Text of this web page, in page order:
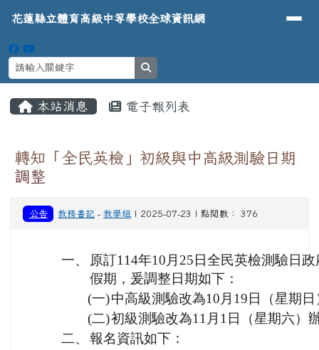
花蓮縣立體育高級中等學校全球資
導覽列
花蓮縣立體育高級中等學校全球資訊網
本站消息 電子報列表
轉知「全民英檢」初級與中高級測驗日期
調整
公告 教務書記 -教學組 | 2025-07-23 | 點閱數： 376
一、
原訂114年10月25日全民英檢測驗日
假期，爰調整日期如下：
(一)中高級測驗改為10月19日（星期
(二)初級測驗改為11月1日（星期六）
二、 報名資訊如下：